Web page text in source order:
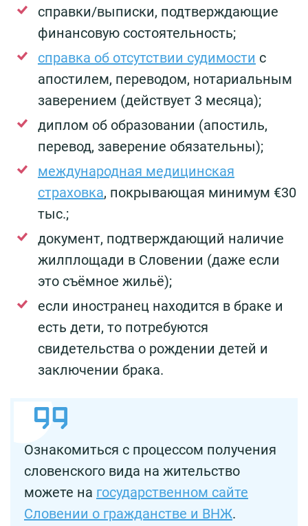
справки/выписки, подтверждающие
финансовую состоятельность;
справка об отсутствии судимости с
апостилем, переводом, нотариальным
заверением (действует 3 месяца);
диплом об образовании (апостиль,
перевод, заверение обязательны);
международная медицинская
страховка, покрывающая минимум €30
тыс.;
документ, подтверждающий наличие
жилплощади в Словении (даже если
это съёмное жильё);
если иностранец находится в браке и
есть дети, то потребуются
свидетельства о рождении детей и
заключении брака.
Ознакомиться с процессом получения
словенского вида на жительство
можете на государственном сайте
Словении о гражданстве и ВНЖ.